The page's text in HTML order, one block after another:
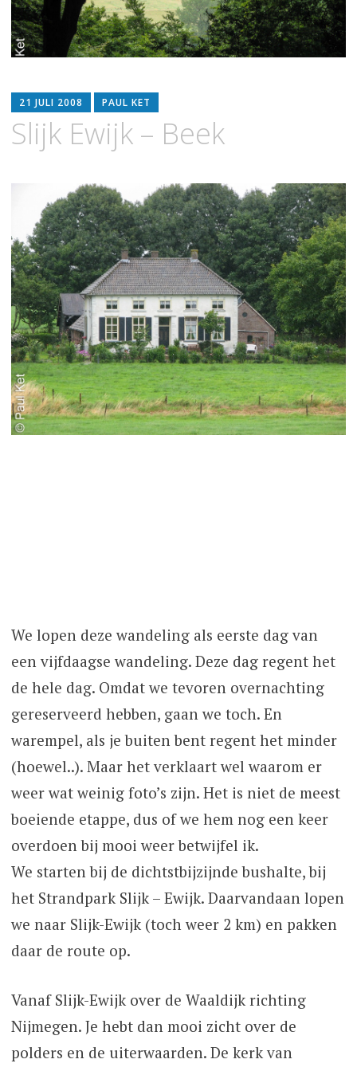
21 JULI 2008 PAUL KET
Slijk Ewijk – Beek
We lopen deze wandeling als eerste dag van
een vijfdaagse wandeling. Deze dag regent het
de hele dag. Omdat we tevoren overnachting
gereserveerd hebben, gaan we toch. En
warempel, als je buiten bent regent het minder
(hoewel..). Maar het verklaart wel waarom er
weer wat weinig foto’s zijn. Het is niet de meest
boeiende etappe, dus of we hem nog een keer
overdoen bij mooi weer betwijfel ik.
We starten bij de dichtstbijzijnde bushalte, bij
het Strandpark Slijk – Ewijk. Daarvandaan lopen
we naar Slijk-Ewijk (toch weer 2 km) en pakken
daar de route op.
Vanaf Slijk-Ewijk over de Waaldijk richting
Nijmegen. Je hebt dan mooi zicht over de
polders en de uiterwaarden. De kerk van